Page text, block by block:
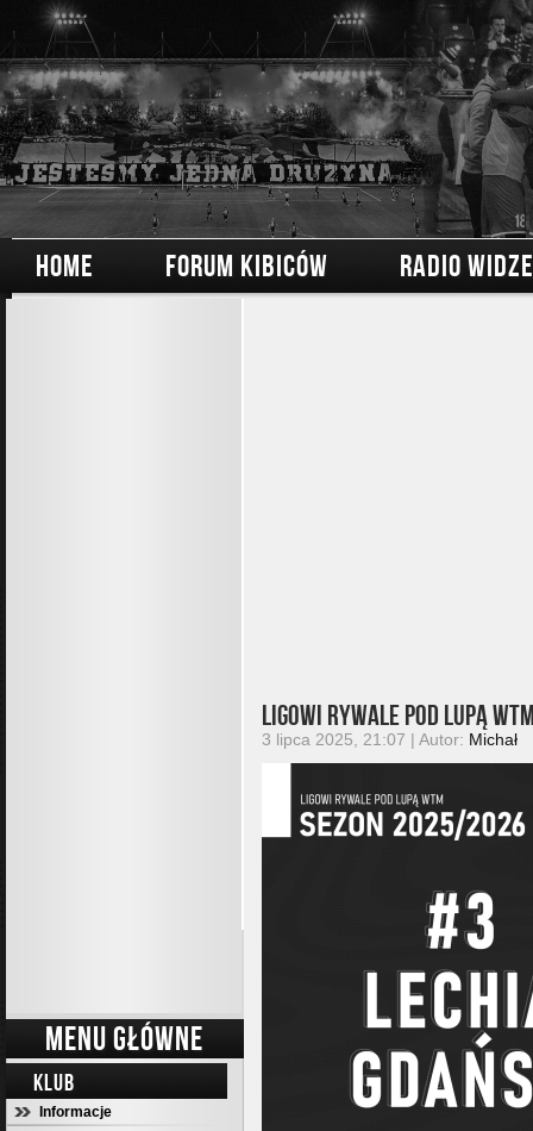
HOME FORUM KIBICÓW RADIO
MENU GŁÓWNE
KLUB
Informacje
Ligowi rywale pod lupą
3 lipca 2025, 21:07 | Autor: Michał